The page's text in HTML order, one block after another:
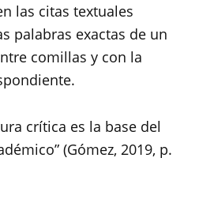
las citas textuales
palabras exactas de un
comillas y con la
crítica es la base del
(Gómez, 2019, p.